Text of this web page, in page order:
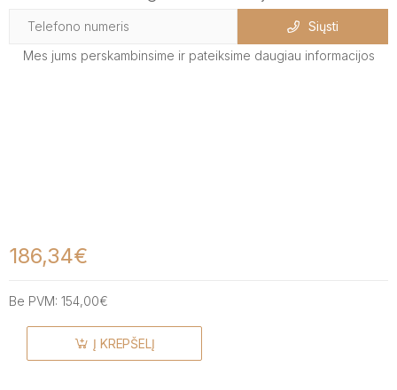
Siųsti
Mes jums perskambinsime ir pateiksime daugiau informacijos
186,34€
Be PVM: 154,00€
Į KREPŠELĮ